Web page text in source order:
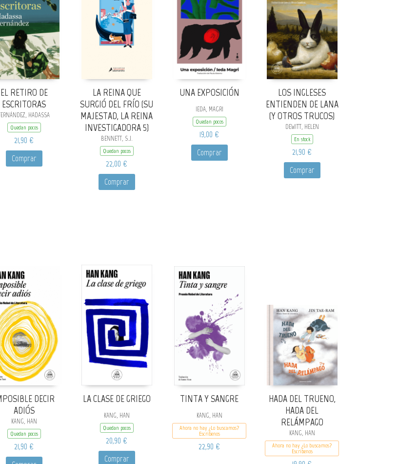
EL RETIRO DE
ESCRITORAS
HADASSA
Quedan pocos
21,90 €
Comprar
LA REINA QUE
SURGIÓ DEL FRÍO (SU
MAJESTAD, LA REINA
INVESTIGADORA 5)
BENNETT, S.J.
Quedan pocos
22,00 €
Comprar
UNA EXPOSICIÓN
IEDA, MAGRI
Quedan pocos
19,00 €
Comprar
LOS INGLESES
ENTIENDEN DE LANA
(Y OTROS TRUCOS)
DEWITT, HELEN
En stock
21,90 €
Comprar
DECIR
ADIÓS
KANG, HAN
Quedan pocos
21,90 €
LA CLASE DE GRIEGO
KANG, HAN
Quedan pocos
20,90 €
Comprar
TINTA Y SANGRE
KANG, HAN
Ahora no hay ¿Lo buscamos?
Escribenos
22,90 €
HADA DEL TRUENO,
HADA DEL
RELÁMPAGO
KANG, HAN
Ahora no hay ¿Lo buscamos?
Escribenos